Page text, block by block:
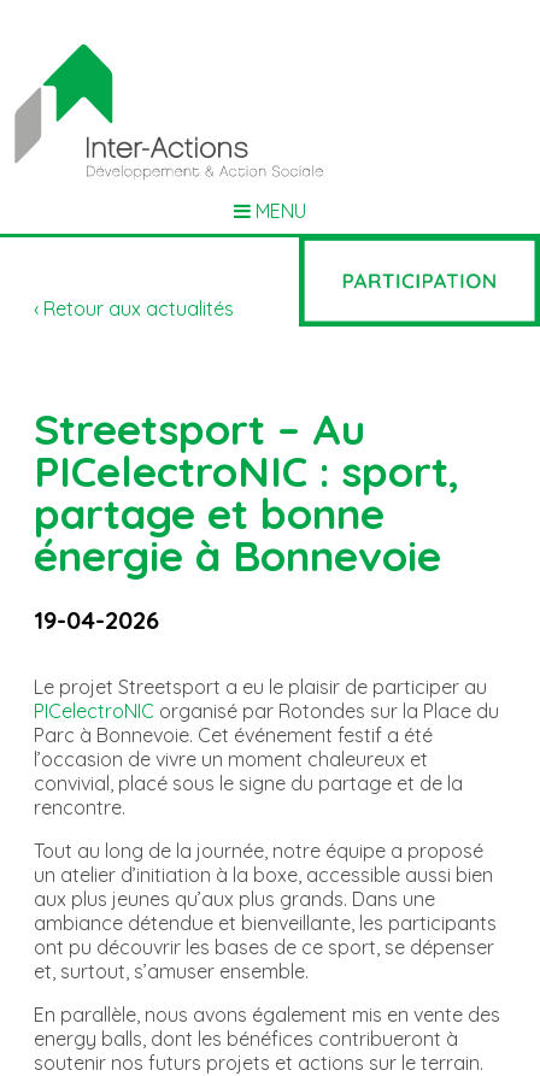
MENU
‹ Retour aux actualités
Streetsport – Au
PICelectroNIC : sport,
partage et bonne
énergie à Bonnevoie
19-04-2026
Le projet Streetsport a eu le plaisir de participer au
PICelectroNIC organisé par Rotondes sur la Place du
Parc à Bonnevoie. Cet événement festif a été
l’occasion de vivre un moment chaleureux et
convivial, placé sous le signe du partage et de la
rencontre.
Tout au long de la journée, notre équipe a proposé
un atelier d’initiation à la boxe, accessible aussi bien
aux plus jeunes qu’aux plus grands. Dans une
ambiance détendue et bienveillante, les participants
ont pu découvrir les bases de ce sport, se dépenser
et, surtout, s’amuser ensemble.
En parallèle, nous avons également mis en vente des
energy balls, dont les bénéfices contribueront à
soutenir nos futurs projets et actions sur le terrain.